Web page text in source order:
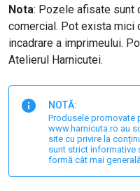
Nota: Pozele afisate sunt
comercial. Pot exista mici
incadrare a imprimeului.
Atelierul Harnicutei.
NOTĂ:
Produsele promovate
www.harnicuta.ro au
site cu privire la
sunt strict informative
formă cât mai